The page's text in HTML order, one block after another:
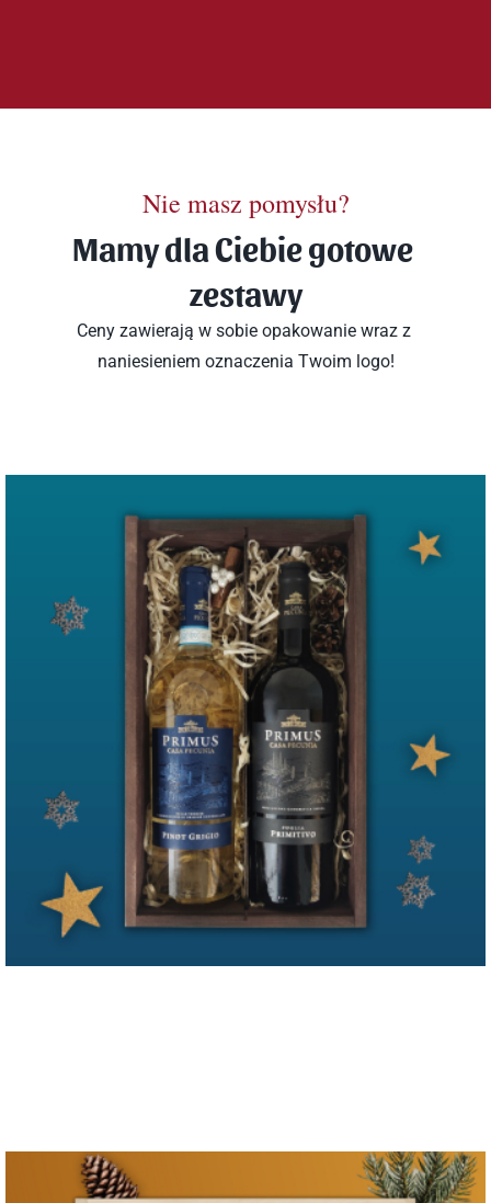
Nie masz pomysłu?
Mamy dla Ciebie gotowe
zestawy
Ceny zawierają w sobie opakowanie wraz z
naniesieniem oznaczenia Twoim logo!